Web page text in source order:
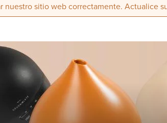
sitio web correctamente. Actualice